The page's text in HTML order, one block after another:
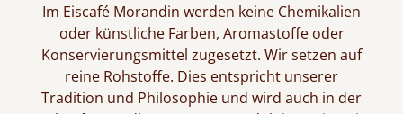
Im Eiscafé Morandin werden keine Chemikalien
oder künstliche Farben, Aromastoffe oder
Konservierungsmittel zugesetzt. Wir setzen auf
reine Rohstoffe. Dies entspricht unserer
Tradition und Philosophie und wird auch in der